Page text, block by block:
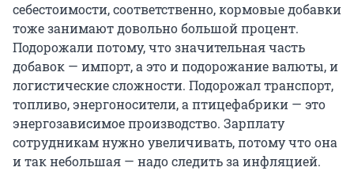
себестоимости, соответственно, кормовые добавки
тоже занимают довольно большой процент.
Подорожали потому, что значительная часть
добавок — импорт, а это и подорожание валюты, и
логистические сложности. Подорожал транспорт,
топливо, энергоносители, а птицефабрики — это
энергозависимое производство. Зарплату
сотрудникам нужно увеличивать, потому что она
и так небольшая — надо следить за инфляцией.